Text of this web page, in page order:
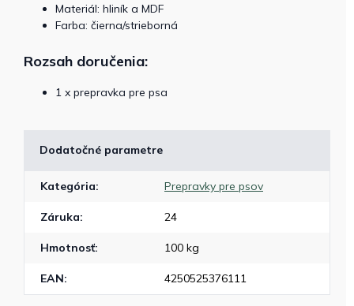
Materiál: hliník a MDF
Farba: čierna/strieborná
Rozsah doručenia:
1 x prepravka pre psa
Dodatočné parametre
Kategória: Prepravky pre psov
Záruka: 24
Hmotnosť: 100 kg
EAN: 4250525376111